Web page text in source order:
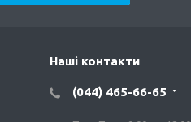
Наші контакти
(044) 465-66-65